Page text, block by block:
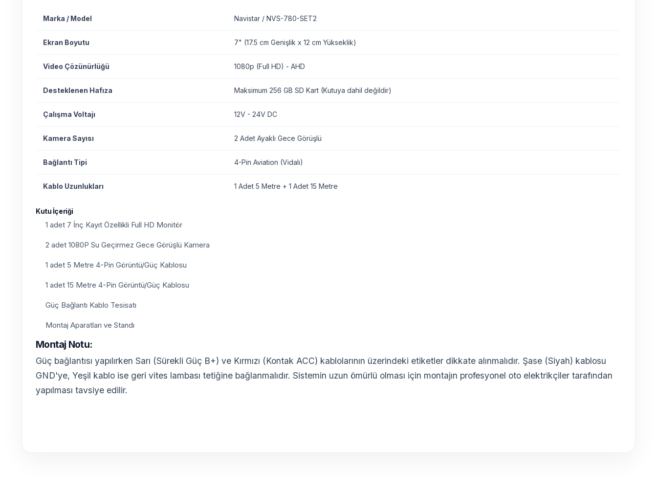
Marka / Model Navistar / NVS-780-SET2
Ekran Boyutu 7" (17.5 cm Genişlik x 12 cm Yükseklik)
Video Çözünürlüğü 1080p (Full HD) - AHD
Desteklenen Hafıza Maksimum 256 GB SD Kart (Kutuya dahil değildir)
Çalışma Voltajı 12V - 24V DC
Kamera Sayısı 2 Adet Ayaklı Gece Görüşlü
Bağlantı Tipi 4-Pin Aviation (Vidalı)
Kablo Uzunlukları 1 Adet 5 Metre + 1 Adet 15 Metre
Kutu İçeriği
1 adet 7 İnç Kayıt Özellikli Full HD Monitör
2 adet 1080P Su Geçirmez Gece Görüşlü Kamera
1 adet 5 Metre 4-Pin Görüntü/Güç Kablosu
1 adet 15 Metre 4-Pin Görüntü/Güç Kablosu
Güç Bağlantı Kablo Tesisatı
Montaj Aparatları ve Standı
Montaj Notu:
Güç bağlantısı yapılırken Sarı (Sürekli Güç B+) ve Kırmızı (Kontak ACC) kablolarının üzerindeki etiketler dikkate alınmalıdır. Şase (Siyah) kablosu
GND'ye, Yeşil kablo ise geri vites lambası tetiğine bağlanmalıdır. Sistemin uzun ömürlü olması için montajın profesyonel oto elektrikçiler tarafından
yapılması tavsiye edilir.